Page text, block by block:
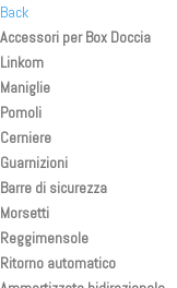
Back
Accessori per Box Doccia
Linkom
Maniglie
Pomoli
Cerniere
Guarnizioni
Barre di sicurezza
Morsetti
Reggimensole
Ritorno automatico